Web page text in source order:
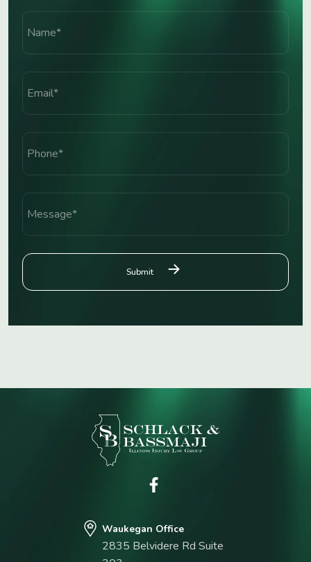
Waukegan Office
2835 Belvidere Rd Suite